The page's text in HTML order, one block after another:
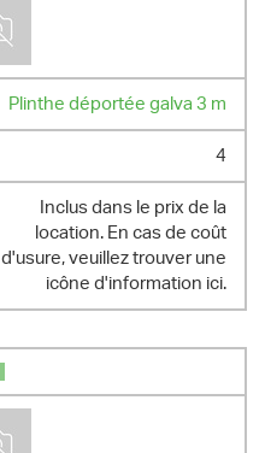
Plinthe déportée galva 3 m
4
Inclus dans le prix de la
location. En cas de coût
d'usure, veuillez trouver une
icône d'information ici.